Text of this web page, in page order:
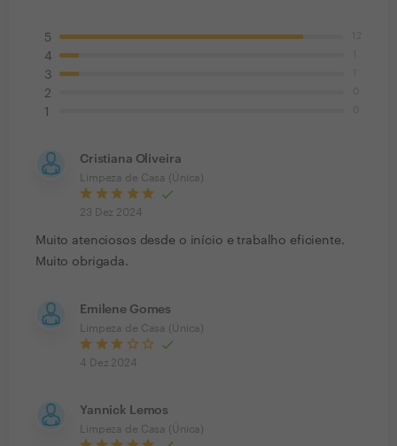
5
4
3
2
1
Cristiana Oliveira
Limpeza de Casa (Única)
23 Dez 2024
Muito atenciosos desde o início e trabalho eficiente.
Muito obrigada.
Emilene Gomes
Limpeza de Casa (Única)
4 Dez 2024
Yannick Lemos
Limpeza de Casa (Única)